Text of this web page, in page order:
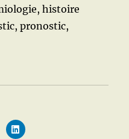
histoire
pronostic,